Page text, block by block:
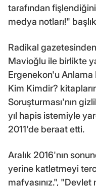
tarafından
medya notları!"
Radikal
Mavioğlu ile birlikte
Ergenekon'u Anlama
Kim Kimdir?
Soruşturması'nın
yıl hapis istemiyle
2011'de beraat etti.
Aralık 2016'nın
yerine katletmeyi
mafyasınız.", "Devlet